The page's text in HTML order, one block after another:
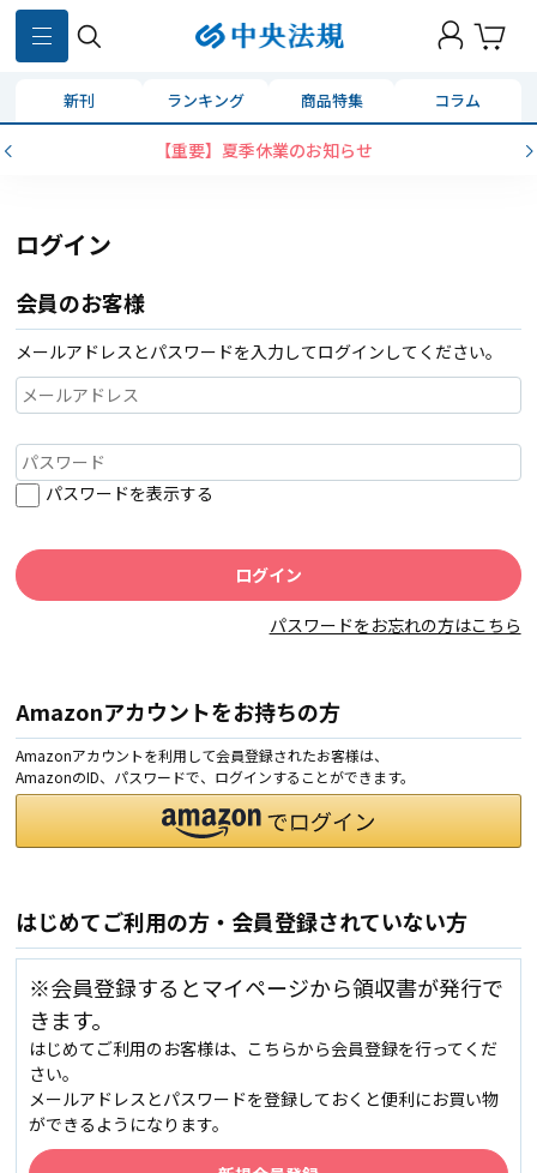
新刊 ランキング 商品特集 コラム
【重要】夏季休業のお知らせ
ログイン
会員のお客様
メールアドレスとパスワードを入力してログインしてください。
パスワードを表示する
パスワードをお忘れの方はこちら
Amazonアカウントをお持ちの方
Amazonアカウントを利用して会員登録されたお客様は、
AmazonのID、パスワードで、ログインすることができます。
はじめてご利用の方・会員登録されていない方
※会員登録するとマイページから領収書が発行で
きます。
はじめてご利用のお客様は、こちらから会員登録を行ってくだ
さい。
メールアドレスとパスワードを登録しておくと便利にお買い物
ができるようになります。